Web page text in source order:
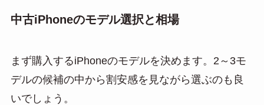
中古iPhoneのモデル選択と相場
まず購入するiPhoneのモデルを決めます。2～3モ
デルの候補の中から割安感を見ながら選ぶのも良
いでしょう。